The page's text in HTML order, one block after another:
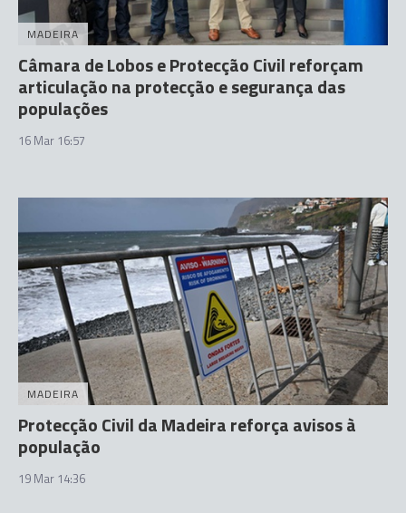
MADEIRA
Câmara de Lobos e Protecção Civil reforçam
articulação na protecção e segurança das
populações
16 Mar 16:57
MADEIRA
Protecção Civil da Madeira reforça avisos à
população
19 Mar 14:36